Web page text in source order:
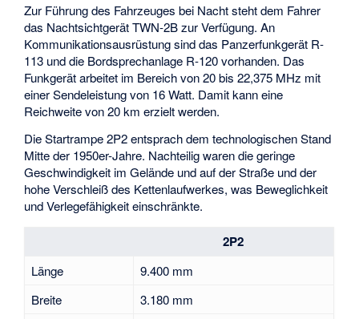
Zur Führung des Fahrzeuges bei Nacht steht dem Fahrer
das Nachtsichtgerät TWN-2B zur Verfügung. An
Kommunikationsausrüstung sind das Panzerfunkgerät R-
113 und die Bordsprechanlage R-120 vorhanden. Das
Funkgerät arbeitet im Bereich von 20 bis 22,375 MHz mit
einer Sendeleistung von 16 Watt. Damit kann eine
Reichweite von 20 km erzielt werden.
Die Startrampe 2P2 entsprach dem technologischen Stand
Mitte der 1950er-Jahre. Nachteilig waren die geringe
Geschwindigkeit im Gelände und auf der Straße und der
hohe Verschleiß des Kettenlaufwerkes, was Beweglichkeit
und Verlegefähigkeit einschränkte.
2P2
Länge
9.400 mm
Breite
3.180 mm